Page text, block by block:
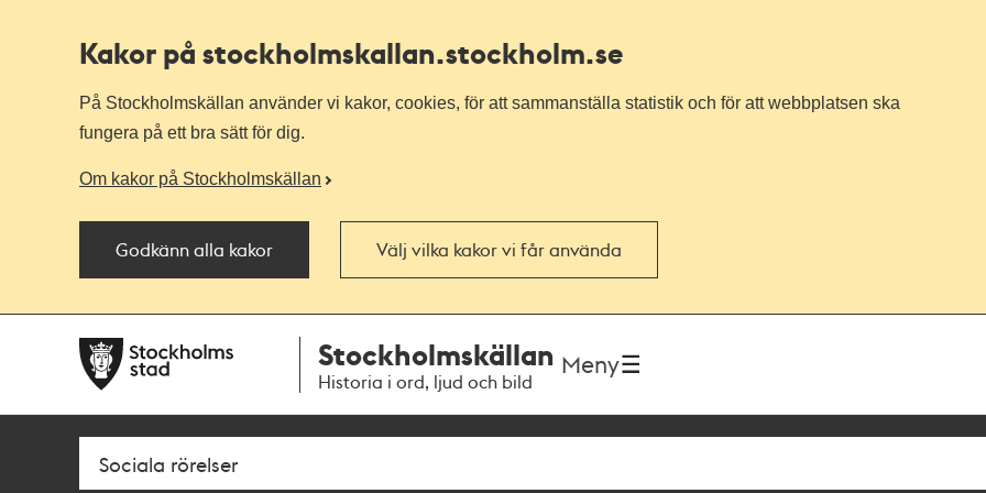
Kakor på stockholmskallan.stockholm.se
På Stockholmskällan använder vi kakor, cookies, för att sammanställa statistik och för att webbplatsen ska
fungera på ett bra sätt för dig.
Om kakor på Stockholmskällan
Godkänn alla kakor Välj vilka kakor vi får använda
navigationen
huvudinnehållet
Stockholmskällan
Historia i ord, ljud och bild
Meny
Sök